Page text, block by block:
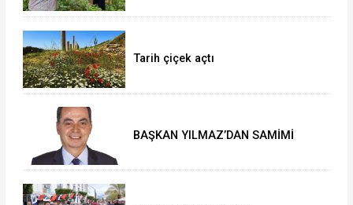
Tarih çiçek açtı
BAŞKAN YILMAZ’DAN SAMİMİ